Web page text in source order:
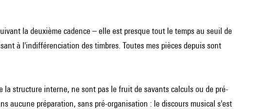
la deuxième cadence – elle est presque tout le temps au seuil de
à l'indifférenciation des timbres. Toutes mes pièces depuis sont
structure interne, ne sont pas le fruit de savants calculs ou de pré-
aucune préparation, sans pré-organisation : le discours musical s'est